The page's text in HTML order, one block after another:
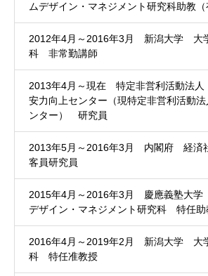
ムデザイン・マネジメント研究科助教（
2012年4月～2016年3月 新潟大学 大
科 非常勤講師
2013年4月～現在 特定非営利活動法
安力向上センター（現特定非営利活動
ンター） 研究員
2013年5月～2016年3月 内閣府 経済
客員研究員
2015年4月～2016年3月 慶應義塾大
デザイン・マネジメント研究科 特任助
2016年4月～2019年2月 新潟大学 大
科 特任准教授